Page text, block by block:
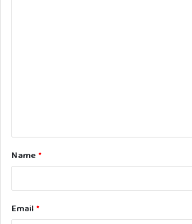
t
*Name *
Email *